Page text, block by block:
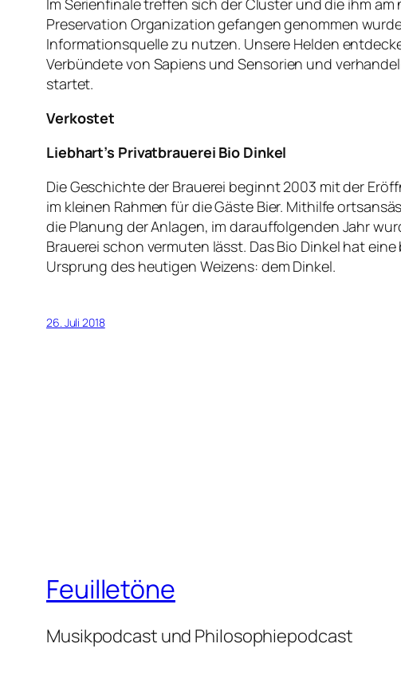
Im Serienfinale treffen sich der Cluster und die ihm
Preservation Organization gefangen genommen
Informationsquelle zu nutzen. Unsere Helden
Verbündete von Sapiens und Sensorien und
startet.
Verkostet
Liebhart’s Privatbrauerei Bio Dinkel
Die Geschichte der Brauerei beginnt 2003 mit der
im kleinen Rahmen für die Gäste Bier. Mithilfe
die Planung der Anlagen, im darauffolgenden Jahr
Brauerei schon vermuten lässt. Das Bio Dinkel hat
Ursprung des heutigen Weizens: dem Dinkel.
26. Juli 2018
Feuilletöne
Musikpodcast und Philosophiepodcast